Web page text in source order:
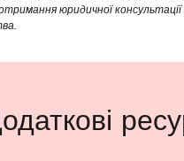
юридичної консультації